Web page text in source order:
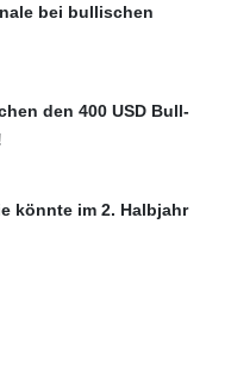
bei bullischen
den 400 USD Bull-
könnte im 2. Halbjahr